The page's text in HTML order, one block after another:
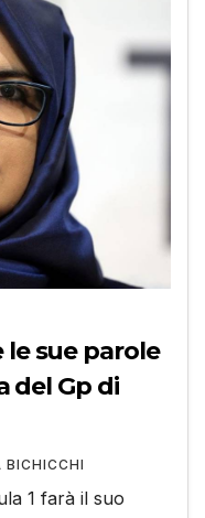
le sue parole
del Gp di
BICHICCHI
1 farà il suo